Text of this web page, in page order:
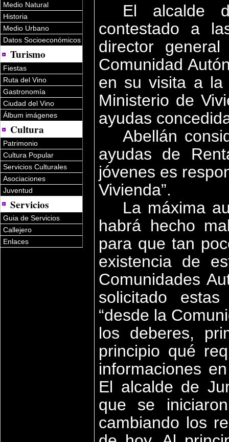
Medio Natural
Historia
Medio Urbano
Datos Socioeconómicos
Turismo
Fiestas
Ruta del Vino
Gastronomía
Ciudad del Vino
Álbum imágenes
Cultura
Patrimonio
Cultura Popular
Servicios Culturales
Asociaciones
Juventud
Servicios
Guia de Servicios
Callejero
Enlaces
El alcalde
contestado a
director
Comunidad
en su visita a la
Ministerio de
ayudas
Abellán
ayudas de
jóvenes es
Vivienda”.
La máxima
habrá hecho
para que tan
existencia de
Comunidades
solicitado
“desde la
los deberes,
principio qué
informaciones
El alcalde de
que se
cambiando los